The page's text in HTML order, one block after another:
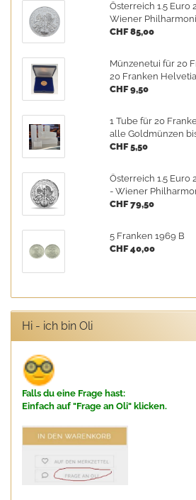
Österreich 1.5 Euro
Wiener
CHF 85,00
Münzenetui für 20
20 Franken Helvetia
CHF 9,50
1 Tube für 20
alle Goldmünzen
CHF 5,50
Österreich 1.5 Euro
- Wiener
CHF 79,50
5 Franken 1969 B
CHF 40,00
Hi - ich bin Oli
Falls du eine Frage hast:
Einfach auf "Frage an Oli" klicken.